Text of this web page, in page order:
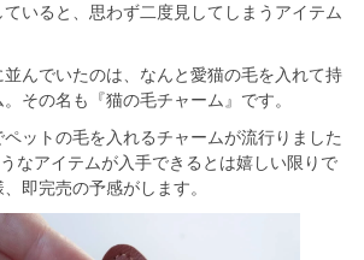
いると、思わず二度見してしまうアイテム
んでいたのは、なんと愛猫の毛を入れて持
その名も『猫の毛チャーム』です。
ットの毛を入れるチャームが流行りました
なアイテムが入手できるとは嬉しい限りで
即完売の予感がします。